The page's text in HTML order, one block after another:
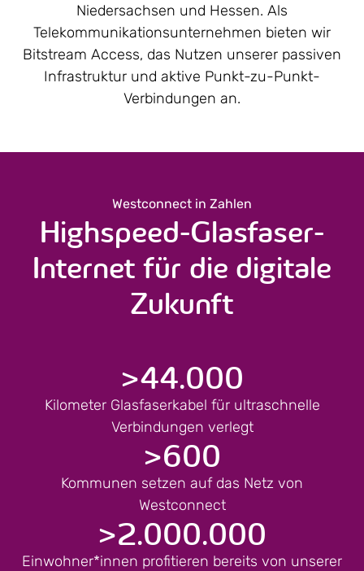
Niedersachsen und Hessen. Als
Telekommunikations­unternehmen bieten wir
Bitstream Access, das Nutzen unserer passiven
Infrastruktur und aktive Punkt-zu-Punkt-
Verbindungen an.
Westconnect in Zahlen
Highspeed-Glasfaser-
Internet für die digitale
Zukunft
>44.000
Kilometer Glasfaserkabel für ultraschnelle
Verbindungen verlegt
>600
Kommunen setzen auf das Netz von
Westconnect
>2.000.000
Einwohner*innen profitieren bereits von unserer